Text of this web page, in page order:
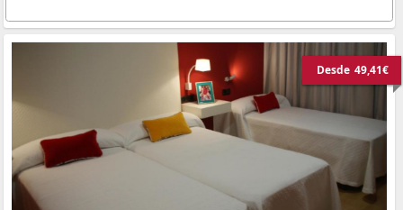
Desde 49,41€